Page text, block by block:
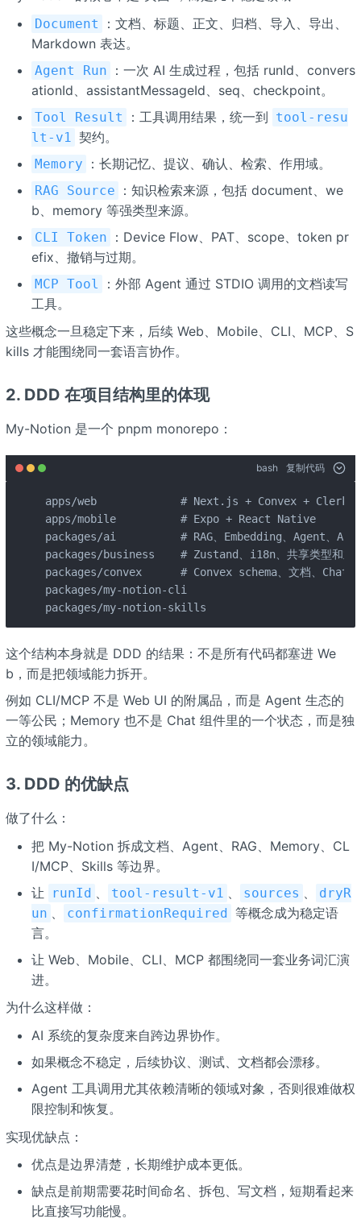
Document
：文档、标题、正文、归档、导入、导出、
Markdown 表达。
Agent Run
：一次 AI 生成过程，包括 runId、convers
ationId、assistantMessageId、seq、checkpoint。
Tool Result ：工具调用结果，统一到 tool-resu
lt-v1
契约。
Memory ：长期记忆、提议、确认、检索、作用域。
RAG Source
：知识检索来源，包括 document、we
b、memory 等强类型来源。
CLI Token
：Device Flow、PAT、scope、token pr
efix、撤销与过期。
MCP Tool
：外部 Agent 通过 STDIO 调用的文档读写
工具。
这些概念一旦稳定下来，后续 Web、Mobile、CLI、MCP、S
kills 才能围绕同一套语言协作。
2. DDD 在项目结构里的体现
My-Notion 是一个 pnpm monorepo：
bash 复制代码
apps/web             # Next.js + Convex + Clerk +
apps/mobile          # Expo + React Native
packages/ai          # RAG、Embedding、Agent、AI
packages/business    # Zustand、i18n、共享类型和业
packages/convex      # Convex schema、文档、Chat
packages/my-notion-cli
packages/my-notion-skills
这个结构本身就是 DDD 的结果：不是所有代码都塞进 We
b，而是把领域能力拆开。
例如 CLI/MCP 不是 Web UI 的附属品，而是 Agent 生态的
一等公民；Memory 也不是 Chat 组件里的一个状态，而是独
立的领域能力。
3. DDD 的优缺点
做了什么：
把 My-Notion 拆成文档、Agent、RAG、Memory、CL
I/MCP、Skills 等边界。
让
runId tool-result-v1 sources
dryR
un
confirmationRequired 等概念成为稳定语
言。
让 Web、Mobile、CLI、MCP 都围绕同一套业务词汇演
进。
为什么这样做：
AI 系统的复杂度来自跨边界协作。
如果概念不稳定，后续协议、测试、文档都会漂移。
Agent 工具调用尤其依赖清晰的领域对象，否则很难做权
限控制和恢复。
实现优缺点：
优点是边界清楚，长期维护成本更低。
缺点是前期需要花时间命名、拆包、写文档，短期看起来
比直接写功能慢。